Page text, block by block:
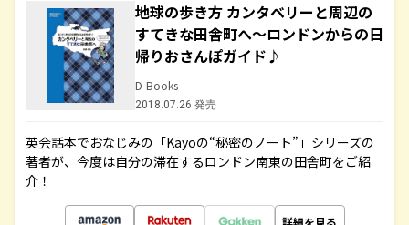
地球の歩き方 カンタベリーと周辺の
すてきな田舎町へ～ロンドンからの日
帰りおさんぽガイド♪
D-Books
2018.07.26 発売
英会話本でおなじみの「Kayoの“秘密のノート”」シリーズの
著者が、今度は自分の滞在するロンドン南東の田舎町をご紹
介！
詳細を見る